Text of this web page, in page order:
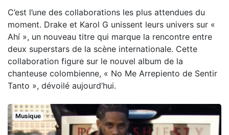
C’est l’une des collaborations les plus attendues du
moment. Drake et Karol G unissent leurs univers sur «
Ahí », un nouveau titre qui marque la rencontre entre
deux superstars de la scène internationale. Cette
collaboration figure sur le nouvel album de la
chanteuse colombienne, « No Me Arrepiento de Sentir
Tanto », dévoilé aujourd’hui.
Musique